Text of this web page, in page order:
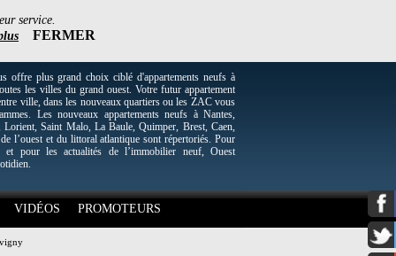
service.
FERMER
plus grand choix ciblé d'appartements neufs à
les villes du grand ouest. Votre futur appartement
ville, dans les nouveaux quartiers ou les ZAC vous
Les nouveaux appartements neufs à Nantes,
Lorient, Saint Malo, La Baule, Quimper, Brest, Caen,
l’ouest et du littoral atlantique sont répertoriés. Pour
et pour les actualités de l’immobilier neuf, Ouest
VIDÉOS PROMOTEURS